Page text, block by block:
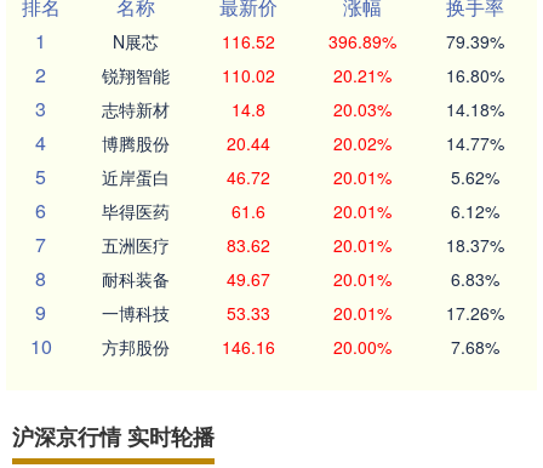
排名
名称 最新价 涨幅
换手率
1
N展芯 116.52 396.89% 79.39%
2 锐翔智能 110.02 20.21% 16.80%
3 志特新材 14.8 20.03% 14.18%
4 博腾股份 20.44 20.02% 14.77%
5 近岸蛋白 46.72 20.01% 5.62%
6 毕得医药 61.6 20.01% 6.12%
7 五洲医疗 83.62 20.01% 18.37%
8 耐科装备 49.67 20.01% 6.83%
9 一博科技 53.33 20.01% 17.26%
10 方邦股份 146.16 20.00% 7.68%
沪深京行情 实时轮播